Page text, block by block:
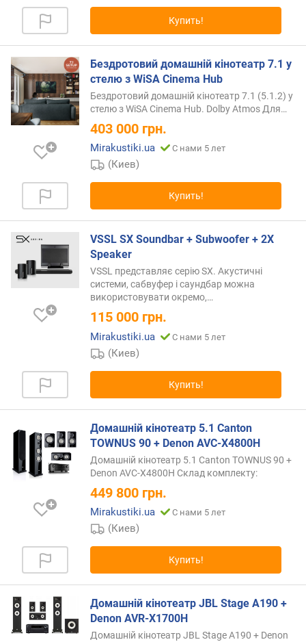
д
т
е
д
о
а
л
н
я
п
о
е
т
в
п
р
е
л
о
е
и
й
ф
Купить!
Бездротовий домашній кінотеатр 7.1 у
стелю з WiSA Cinema Hub
Бездротовий домашній кінотеатр 7.1 (5.1.2) у
стелю з WiSA Cinema Hub. Dolby Atmos Для…
403 000 грн.
Mirakustiki.ua С нами 5 лет
(Киев)
Купить!
VSSL SX Soundbar + Subwoofer + 2Х
Speaker
VSSL представляє серію SX. Акустичні
системи, сабвуфер і саундбар можна
використовувати окремо,…
115 000 грн.
Mirakustiki.ua С нами 5 лет
(Киев)
Купить!
Домашній кінотеатр 5.1 Canton
TOWNUS 90 + Denon AVC-X4800H
Домашній кінотеатр 5.1 Canton TOWNUS 90 +
Denon AVC-X4800H Склад комплекту:
449 800 грн.
Mirakustiki.ua С нами 5 лет
(Киев)
Купить!
Домашній кінотеатр JBL Stage A190 +
Denon AVR-X1700H
Домашній кінотеатр JBL Stage A190 + Denon